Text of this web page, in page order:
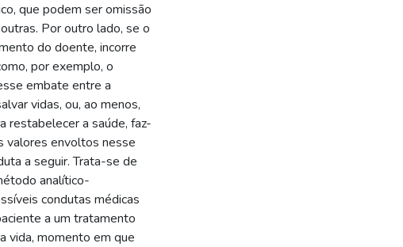
que podem ser omissão
Por outro lado, se o
do doente, incorre
por exemplo, o
embate entre a
vidas, ou, ao menos,
restabelecer a saúde, faz-
valores envoltos nesse
a seguir. Trata-se de
analítico-
condutas médicas
a um tratamento
vida, momento em que